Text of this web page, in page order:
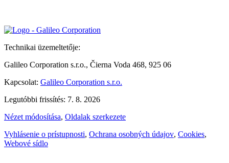
Technikai üzemeltetője:
Galileo Corporation s.r.o., Čierna Voda 468, 925 06
Kapcsolat: Galileo Corporation s.r.o.
Legutóbbi frissítés: 7. 8. 2026
Nézet módosítása, Oldalak szerkezete
Vyhlásenie o prístupnosti, Ochrana osobných údajov, Cookies,
Webové sídlo